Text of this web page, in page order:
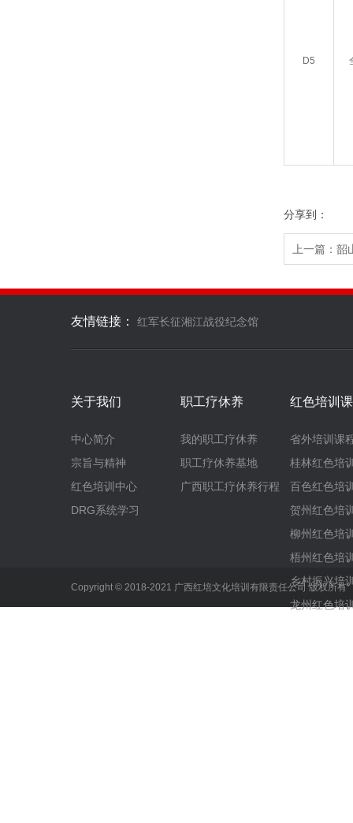
D5
分享到：
上一篇： 韶
友情链接： 红军长征湘江战役纪念馆
关于我们
中心简介
宗旨与精神
红色培训中心
DRG系统学习
职工疗休养
我的职工疗休养
职工疗休养基地
广西职工疗休养行程
红色培训
省外培训课
桂林红色培
百色红色培
贺州红色培
柳州红色培
梧州红色培
乡村振兴培
龙州红色培
Copyright © 2018-2021 广西红培文化培训有限责任公司 版权所